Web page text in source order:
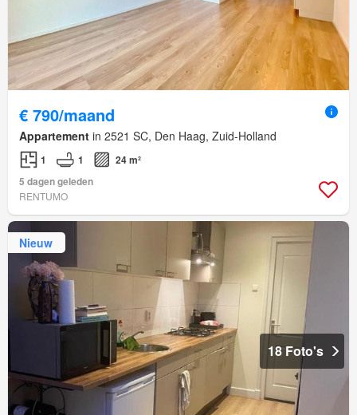
€ 790/maand
Appartement in 2521 SC, Den Haag, Zuid-Holland
1 1
24 m²
5 dagen geleden
RENTUMO
Nieuw
18 Foto's